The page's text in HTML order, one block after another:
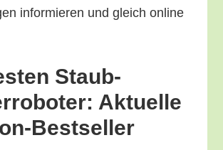
infor­mie­ren und gleich online
Staub­
Aktu­el­le
Bestseller